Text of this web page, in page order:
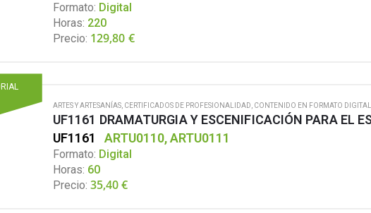
Formato: Digital
Horas: 220
Precio: 129,80 €
ARTES Y ARTESANÍAS, CERTIFICADOS DE PROFESIONALIDAD, CONTENIDO EN FORMATO DIGITAL
UF1161 DRAMATURGIA Y ESCENIFICACIÓN PARA EL
UF1161
ARTU0110, ARTU0111
Formato: Digital
Horas: 60
Precio: 35,40€